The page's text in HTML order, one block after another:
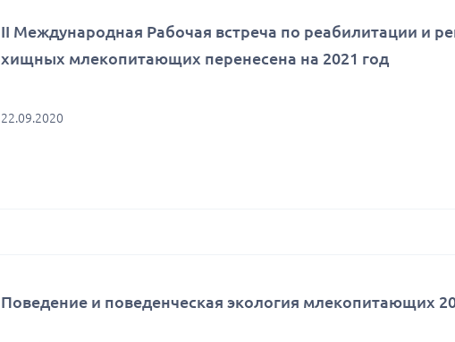
II Международная Рабочая встреча по реабилитации и
хищных млекопитающих перенесена на 2021 год
22.09.2020
Поведение и поведенческая экология млекопитающих